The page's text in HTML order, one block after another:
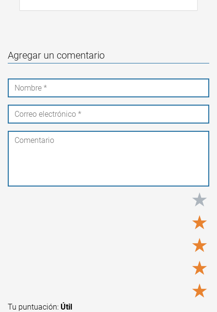
Agregar un comentario
★
★
★
★
★
Tu puntuación: Útil